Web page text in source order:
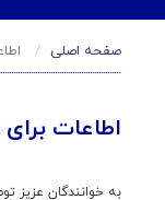
صفحه اصلی
اطاعات
به خوانندگان عزیز